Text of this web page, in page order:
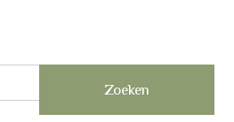
Zoeken